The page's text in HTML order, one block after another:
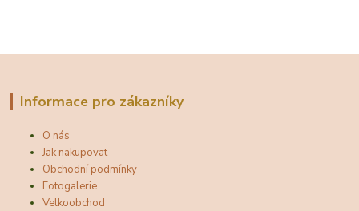
Informace pro zákazníky
O nás
Jak nakupovat
Obchodní podmínky
Fotogalerie
Velkoobchod